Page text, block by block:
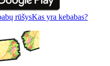
rūšysKas yra kebabas?